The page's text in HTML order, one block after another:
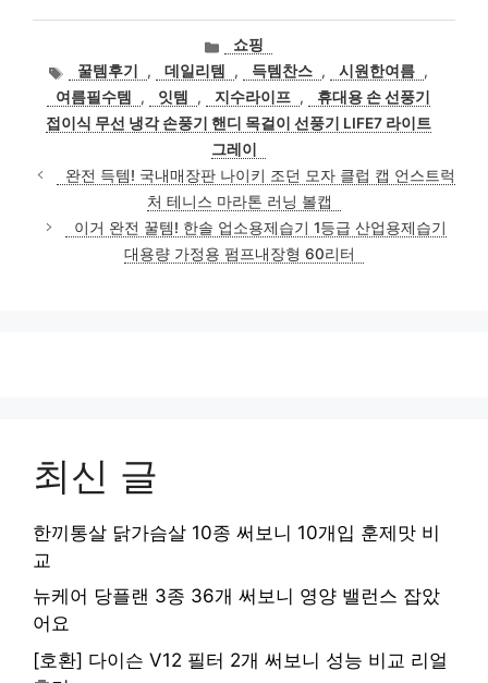
카
테
고
리
쇼핑
태
그
꿀템후기 , 데일리템 , 득템찬스 , 시원한여름 ,
여름필수템
, 잇템 , 지수라이프 ,
휴대용 손 선풍기
접이식 무선 냉각 손풍기 핸디 목걸이 선풍기 LIFE7 라이트
그레이
완전 득템! 국내매장판 나이키 조던 모자 클럽 캡 언스트럭
처 테니스 마라톤 러닝 볼캡
이거 완전 꿀템! 한솔 업소용제습기 1등급 산업용제습기
대용량 가정용 펌프내장형 60리터
최신 글
한끼통살 닭가슴살 10종 써보니 10개입 훈제맛 비
교
뉴케어 당플랜 3종 36개 써보니 영양 밸런스 잡았
어요
[호환] 다이슨 V12 필터 2개 써보니 성능 비교 리얼